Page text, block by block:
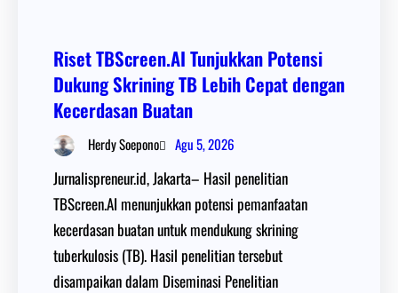
Riset TBScreen.AI Tunjukkan Potensi
Dukung Skrining TB Lebih Cepat dengan
Kecerdasan Buatan
Herdy Soepono Agu 5, 2026
Jurnalispreneur.id, Jakarta– Hasil penelitian
TBScreen.AI menunjukkan potensi pemanfaatan
kecerdasan buatan untuk mendukung skrining
tuberkulosis (TB). Hasil penelitian tersebut
disampaikan dalam Diseminasi Penelitian